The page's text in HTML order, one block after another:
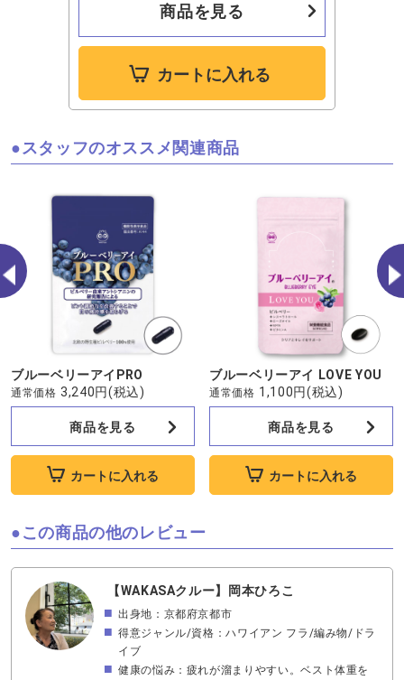
商品を見る
カートに入れる
スタッフのオススメ関連商品
ブルーベリーアイPRO
通常価格 3,240円(税込)
商品を見る
カートに入れる
ブルーベリーアイ LOVE YOU
通常価格 1,100円(税込)
商品を見る
カートに入れる
この商品の他のレビュー
【WAKASAクルー】岡本ひろこ
出身地：京都府京都市
得意ジャンル/資格：ハワイアン フラ/編み物/ドラ
イブ
健康の悩み：疲れが溜まりやすい。ベスト体重を